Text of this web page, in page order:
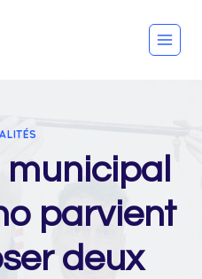
municipal
parvient
deux